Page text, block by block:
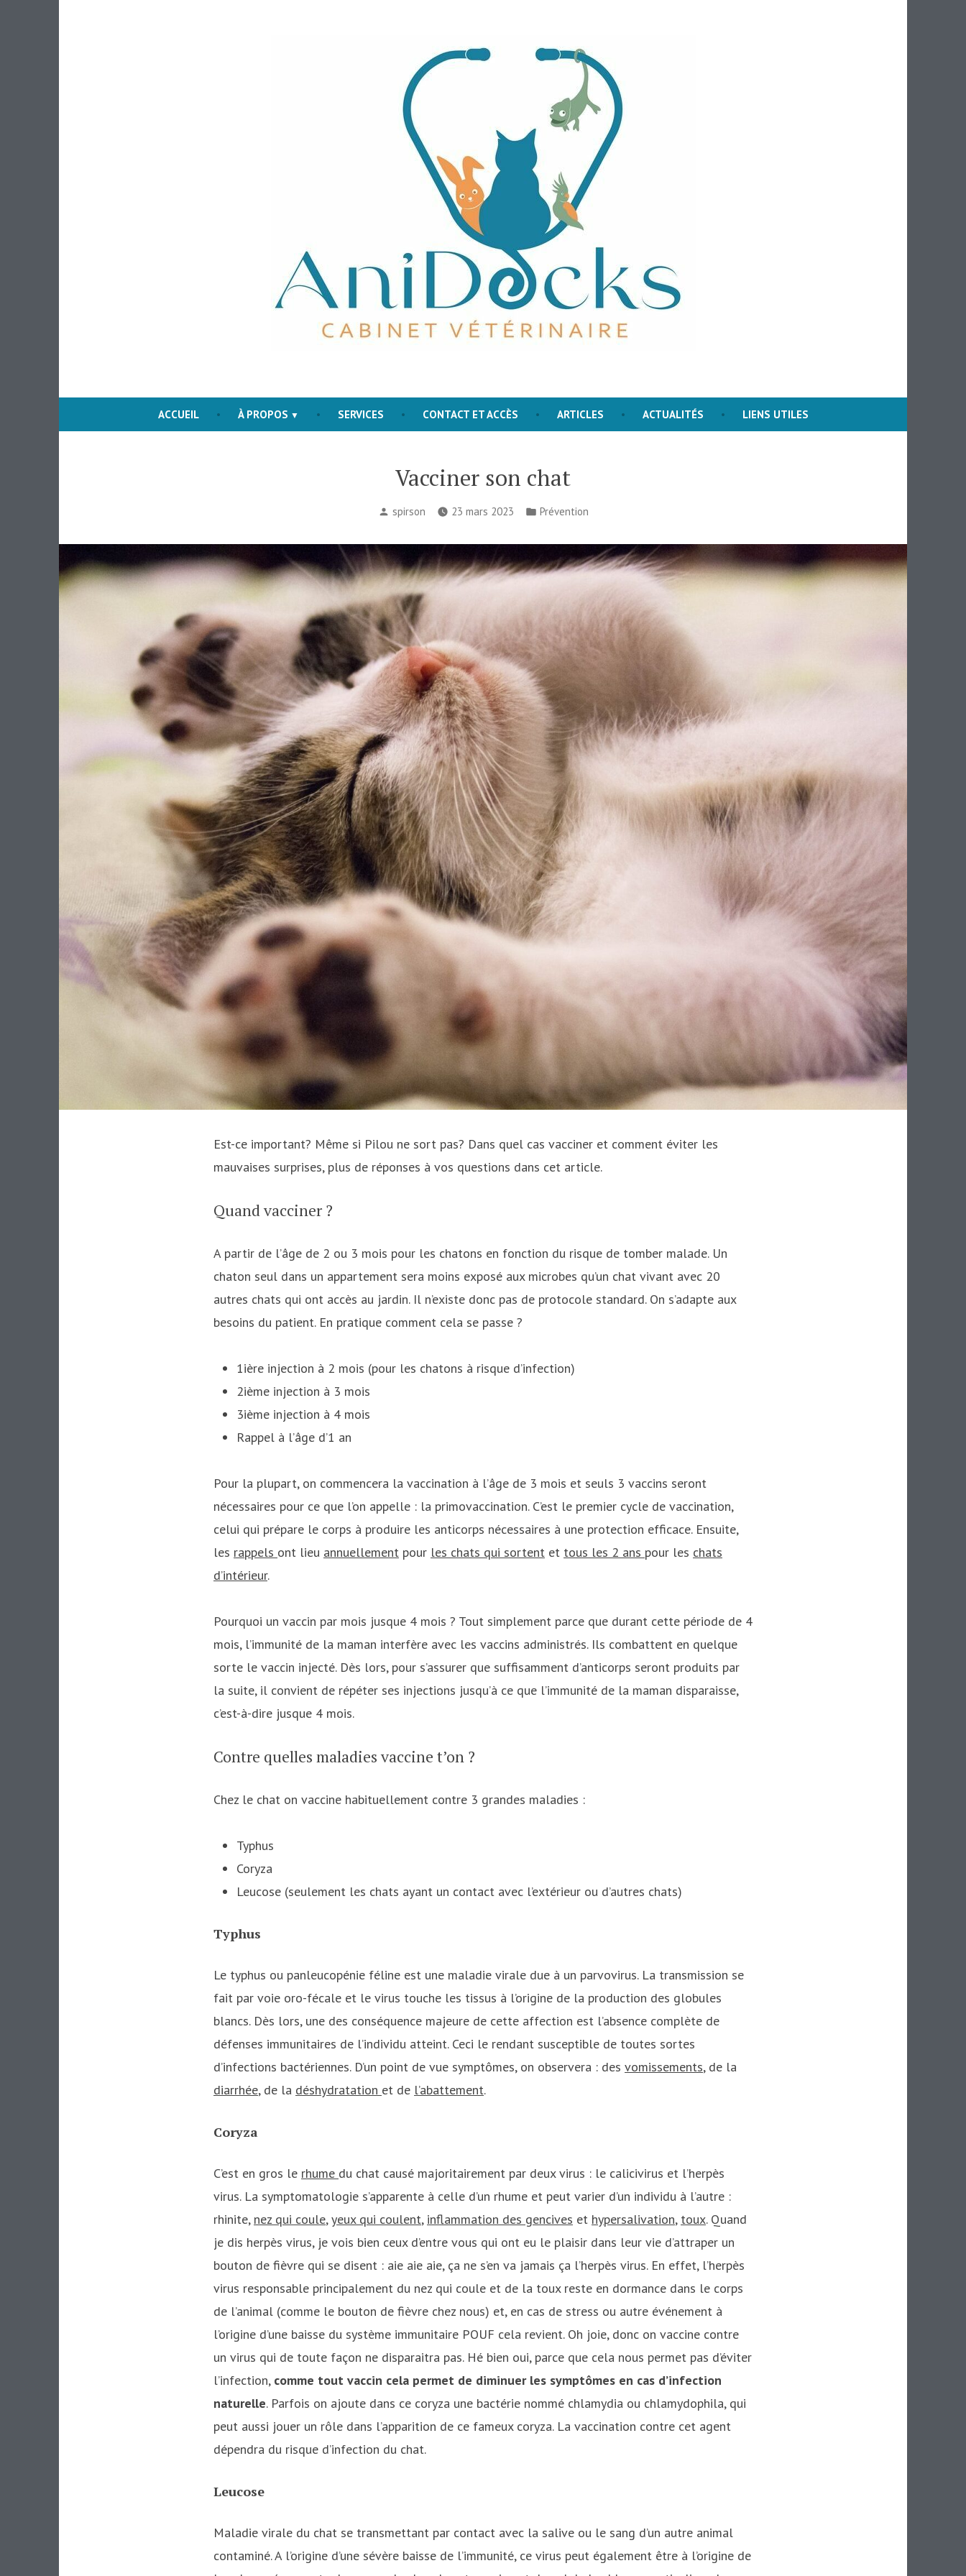
ACCUEIL À PROPOS SERVICES CONTACT ET ACCÈS ARTICLES ACTUALITÉS LIENS UTILES
Vacciner son chat
spirson 23 mars 2023 Prévention
Est-ce important? Même si Pilou ne sort pas? Dans quel cas vacciner et comment éviter les
mauvaises surprises, plus de réponses à vos questions dans cet article.
Quand vacciner ?
A partir de l’âge de 2 ou 3 mois pour les chatons en fonction du risque de tomber malade. Un
chaton seul dans un appartement sera moins exposé aux microbes qu’un chat vivant avec 20
autres chats qui ont accès au jardin. Il n’existe donc pas de protocole standard. On s’adapte aux
besoins du patient. En pratique comment cela se passe ?
1ière injection à 2 mois (pour les chatons à risque d’infection)
2ième injection à 3 mois
3ième injection à 4 mois
Rappel à l’âge d’1 an
Pour la plupart, on commencera la vaccination à l’âge de 3 mois et seuls 3 vaccins seront
nécessaires pour ce que l’on appelle : la primovaccination. C’est le premier cycle de vaccination,
celui qui prépare le corps à produire les anticorps nécessaires à une protection efficace. Ensuite,
les rappels ont lieu annuellement pour les chats qui sortent et tous les 2 ans pour les chats
d’intérieur.
Pourquoi un vaccin par mois jusque 4 mois ? Tout simplement parce que durant cette période de 4
mois, l’immunité de la maman interfère avec les vaccins administrés. Ils combattent en quelque
sorte le vaccin injecté. Dès lors, pour s’assurer que suffisamment d’anticorps seront produits par
la suite, il convient de répéter ses injections jusqu’à ce que l’immunité de la maman disparaisse,
c’est-à-dire jusque 4 mois.
Contre quelles maladies vaccine t’on ?
Chez le chat on vaccine habituellement contre 3 grandes maladies :
Typhus
Coryza
Leucose (seulement les chats ayant un contact avec l’extérieur ou d’autres chats)
Typhus
Le typhus ou panleucopénie féline est une maladie virale due à un parvovirus. La transmission se
fait par voie oro-fécale et le virus touche les tissus à l’origine de la production des globules
blancs. Dès lors, une des conséquence majeure de cette affection est l’absence complète de
défenses immunitaires de l’individu atteint. Ceci le rendant susceptible de toutes sortes
d’infections bactériennes. D’un point de vue symptômes, on observera : des vomissements, de la
diarrhée, de la déshydratation et de l’abattement.
Coryza
C’est en gros le rhume du chat causé majoritairement par deux virus : le calicivirus et l’herpès
virus. La symptomatologie s’apparente à celle d’un rhume et peut varier d’un individu à l’autre :
rhinite, nez qui coule,yeux qui coulent, inflammation des gencives et hypersalivation, toux. Quand
je dis herpès virus, je vois bien ceux d’entre vous qui ont eu le plaisir dans leur vie d’attraper un
bouton de fièvre qui se disent : aie aie aie, ça ne s’en va jamais ça l’herpès virus. En effet, l’herpès
virus responsable principalement du nez qui coule et de la toux reste en dormance dans le corps
de l’animal (comme le bouton de fièvre chez nous) et, en cas de stress ou autre événement à
l’origine d’une baisse du système immunitaire POUF cela revient. Oh joie, donc on vaccine contre
un virus qui de toute façon ne disparaitra pas. Hé bien oui, parce que cela nous permet pas d’éviter
l’infection, comme tout vaccin cela permet de diminuer les symptômes en cas d’infection
naturelle. Parfois on ajoute dans ce coryza une bactérie nommé chlamydia ou chlamydophila, qui
peut aussi jouer un rôle dans l’apparition de ce fameux coryza. La vaccination contre cet agent
dépendra du risque d’infection du chat.
Leucose
Maladie virale du chat se transmettant par contact avec la salive ou le sang d’un autre animal
contaminé. A l’origine d’une sévère baisse de l’immunité, ce virus peut également être à l’origine de